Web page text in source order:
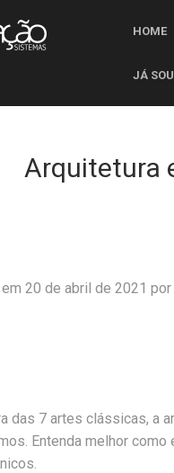
HOME
JÁ
Arquitetura
20 de abril de 2021 por
das 7 artes clássicas, a
Entenda melhor